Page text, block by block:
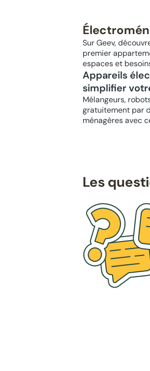
Sur Geev,
premier
espaces et
Appareils
simplifier
Mélangeurs,
gratuitement par
ménagères avec
Les